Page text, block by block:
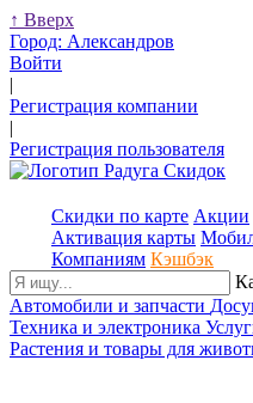
↑ Вверх
Город: Александров
Войти
|
Регистрация компании
|
Регистрация пользователя
Скидки по карте Акции
Активация карты
Компаниям Кэшбэк
Автомобили и запчасти
Техника и электроника
Растения и товары для